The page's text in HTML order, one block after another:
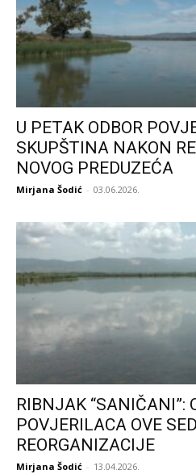
U PETAK ODBOR
SKUPŠTINA NAKON
NOVOG PREDUZEĆA
Mirjana Šodić - 03.06.2026.
RIBNJAK “SANIČANI”:
POVJERILACA OVE
REORGANIZACIJE
Mirjana Šodić - 13.04.2026.